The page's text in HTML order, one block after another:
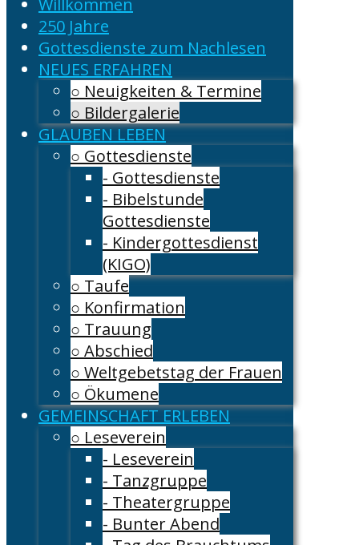
Willkommen
250 Jahre
Gottesdienste zum Nachlesen
NEUES ERFAHREN
○ Neuigkeiten & Termine
○ Bildergalerie
GLAUBEN LEBEN
○ Gottesdienste
- Gottesdienste
- Bibelstunde
Gottesdienste
- Kindergottesdienst
(KIGO)
○ Taufe
○ Konfirmation
○ Trauung
○ Abschied
○ Weltgebetstag der Frauen
○ Ökumene
GEMEINSCHAFT ERLEBEN
○ Leseverein
- Leseverein
- Tanzgruppe
- Theatergruppe
- Bunter Abend